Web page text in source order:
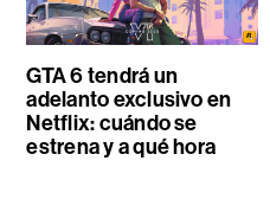
GTA 6 tendrá un
adelanto exclusivo en
Netflix: cuándo se
estrena y a qué hora